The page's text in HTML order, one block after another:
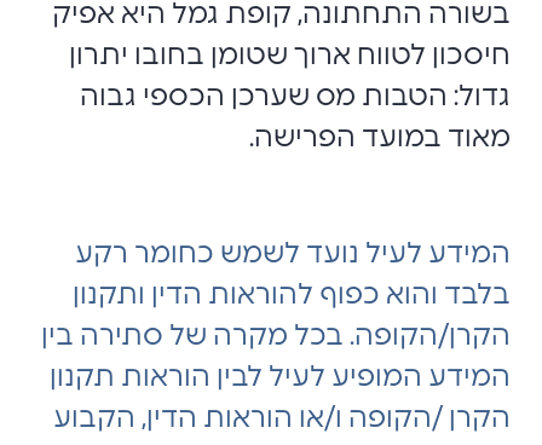
בשורה התחתונה, קופת גמל היא אפיק
חיסכון לטווח ארוך שטומן בחובו יתרון
גדול: הטבות מס שערכן הכספי גבוה
מאוד במועד הפרישה.
המידע לעיל נועד לשמש כחומר רקע
בלבד והוא כפוף להוראות הדין ותקנון
הקרן/הקופה. בכל מקרה של סתירה בין
המידע המופיע לעיל לבין הוראות תקנון
הקרן /הקופה ו/או הוראות הדין, הקבוע